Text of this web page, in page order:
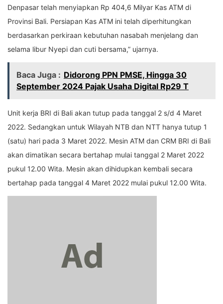
Denpasar telah menyiapkan Rp 404,6 Milyar Kas ATM di
Provinsi Bali. Persiapan Kas ATM ini telah diperhitungkan
berdasarkan perkiraan kebutuhan nasabah menjelang dan
selama libur Nyepi dan cuti bersama,” ujarnya.
Baca Juga : Didorong PPN PMSE, Hingga 30
September 2024 Pajak Usaha Digital Rp29 T
Unit kerja BRI di Bali akan tutup pada tanggal 2 s/d 4 Maret
2022. Sedangkan untuk Wilayah NTB dan NTT hanya tutup 1
(satu) hari pada 3 Maret 2022. Mesin ATM dan CRM BRI di Bali
akan dimatikan secara bertahap mulai tanggal 2 Maret 2022
pukul 12.00 Wita. Mesin akan dihidupkan kembali secara
bertahap pada tanggal 4 Maret 2022 mulai pukul 12.00 Wita.